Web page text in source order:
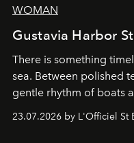
WOMAN
Gustavia Harbor
There is something
sea. Between polished
gentle rhythm of boats
cruise fashion finds its
23.07.2026 by L'Officiel St